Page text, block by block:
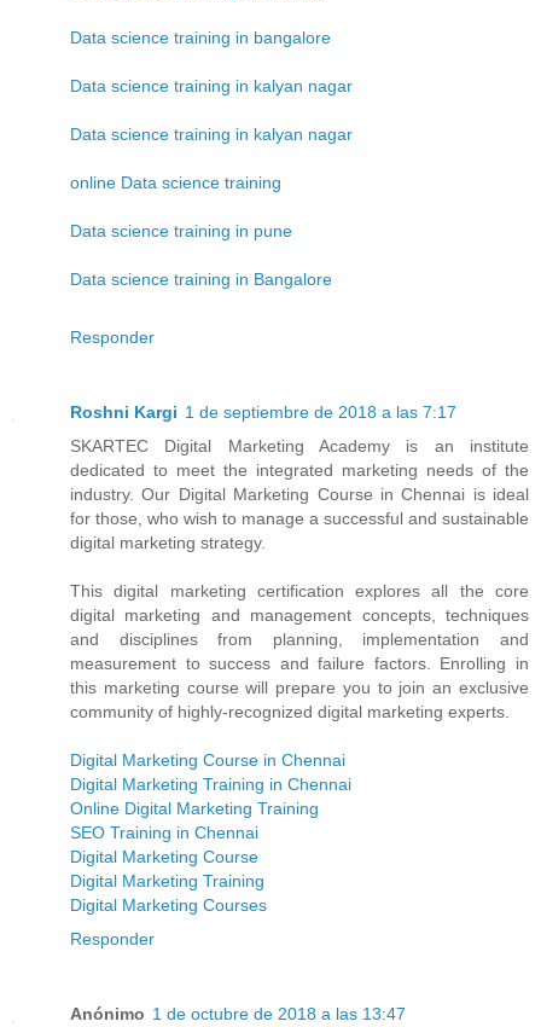
Data science training in bangalore
Data science training in kalyan nagar
Data science training in kalyan nagar
online Data science training
Data science training in pune
Data science training in Bangalore
Responder
Roshni Kargi 1 de septiembre de 2018 a las 7:17
SKARTEC Digital Marketing Academy is an institute
dedicated to meet the integrated marketing needs of the
industry. Our Digital Marketing Course in Chennai is ideal
for those, who wish to manage a successful and sustainable
digital marketing strategy.
This digital marketing certification explores all the core
digital marketing and management concepts, techniques
and disciplines from planning, implementation and
measurement to success and failure factors. Enrolling in
this marketing course will prepare you to join an exclusive
community of highly-recognized digital marketing experts.
Digital Marketing Course in Chennai
Digital Marketing Training in Chennai
Online Digital Marketing Training
SEO Training in Chennai
Digital Marketing Course
Digital Marketing Training
Digital Marketing Courses
Responder
Anónimo 1 de octubre de 2018 a las 13:47